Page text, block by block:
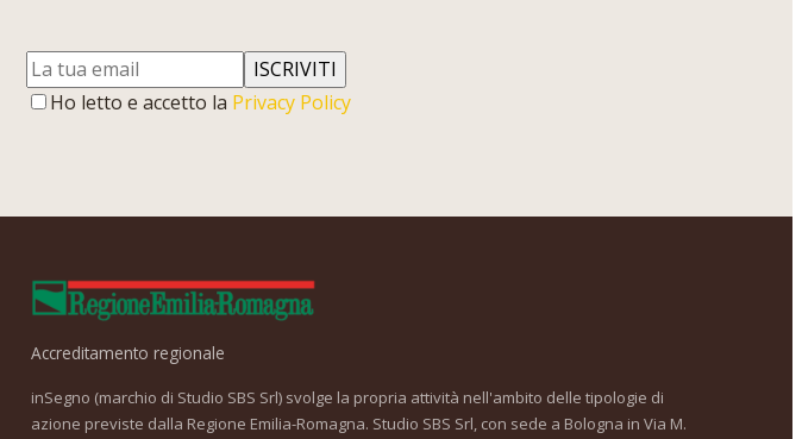
ISCRIVITI
Ho letto e accetto la Privacy Policy
Accreditamento regionale
inSegno (marchio di Studio SBS Srl) svolge la propria attività nell'ambito delle tipologie di
azione previste dalla Regione Emilia-Romagna. Studio SBS Srl, con sede a Bologna in Via M.